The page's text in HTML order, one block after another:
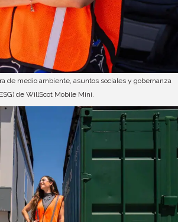
de medio ambiente, asuntos sociales y gobernanza
de WillScot Mobile Mini.